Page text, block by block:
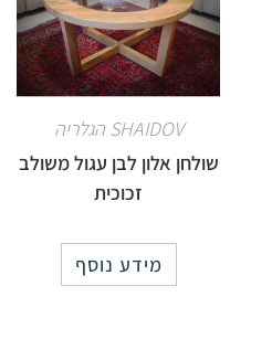
SHAIDOV הגלריה
שולחן אלון לבן עגול משולב
זכוכית
מידע נוסף